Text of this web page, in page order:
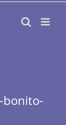
bonito-